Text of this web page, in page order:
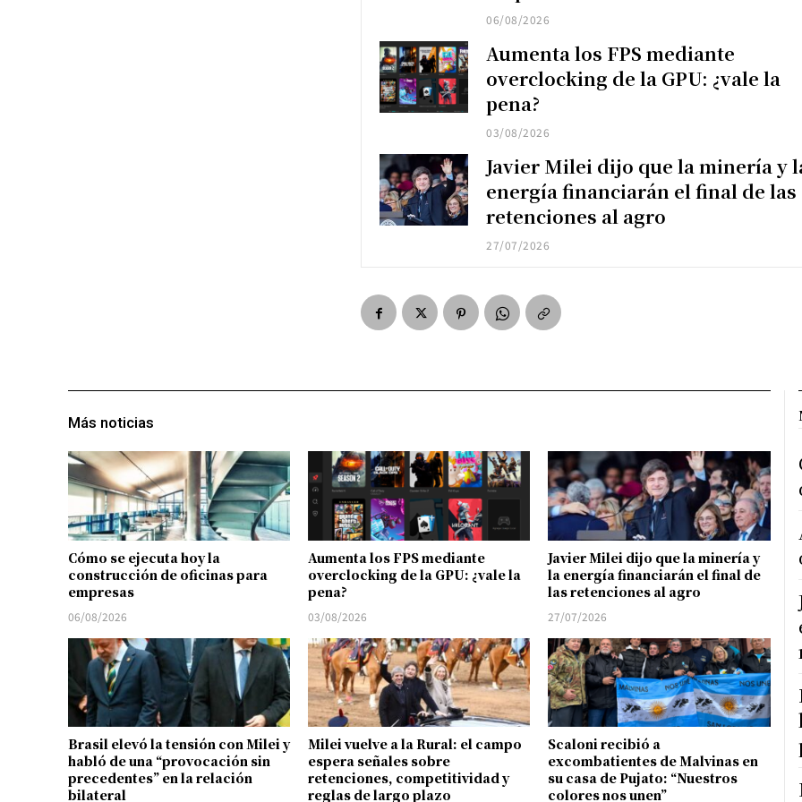
06/08/2026
Aumenta los FPS mediante
overclocking de la GPU: ¿vale la
pena?
03/08/2026
Javier Milei dijo que la minería y
energía financiarán el final de las
retenciones al agro
27/07/2026
Más noticias
Cómo se ejecuta hoy la
construcción de oficinas para
empresas
06/08/2026
Aumenta los FPS mediante
overclocking de la GPU: ¿vale la
pena?
03/08/2026
Javier Milei dijo que la minería y
la energía financiarán el final de
las retenciones al agro
27/07/2026
Brasil elevó la tensión con Milei y
habló de una “provocación sin
precedentes” en la relación
bilateral
Milei vuelve a la Rural: el campo
espera señales sobre
retenciones, competitividad y
reglas de largo plazo
Scaloni recibió a
excombatientes de Malvinas en
su casa de Pujato: “Nuestros
colores nos unen”